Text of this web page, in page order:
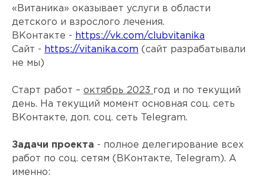
«Витаника» оказывает услуги в области
детского и взрослого лечения.
ВКонтакте - https://vk.com/clubvitanika
Сайт - https://vitanika.com (сайт разрабатывали
не мы)
Старт работ – октябрь 2023 год и по текущий
день. На текущий момент основная соц. сеть
ВКонтакте, доп. соц. сеть Telegram.
Задачи проекта - полное делегирование всех
работ по соц. сетям (ВКонтакте, Telegram). А
именно: